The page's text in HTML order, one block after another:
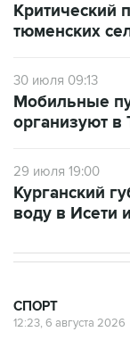
Критический
тюменских
30 июля 09:13
Мобильные
организуют
29 июля 19:00
Курганский
воду в Исети
СПОРТ
12:23, 6 августа 2026